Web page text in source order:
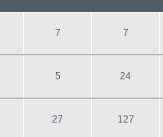
7글
타
래
7글
5글
타
래
24글
27 127글